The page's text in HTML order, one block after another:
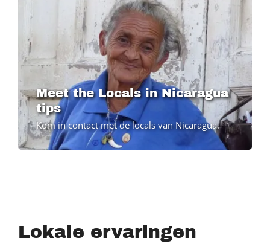
Meet the Locals in Nicaragua
tips
Kom in contact met de locals van Nicaragua.
Lokale ervaringen